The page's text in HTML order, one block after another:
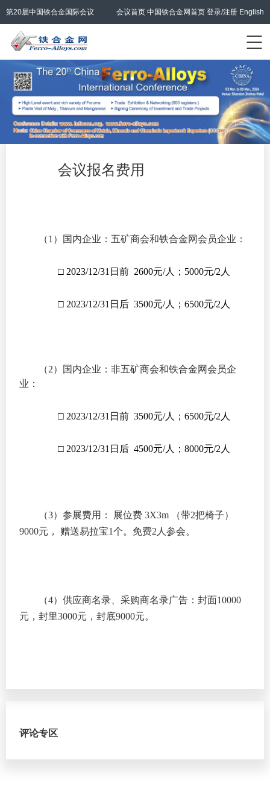
第20届中国铁合金国际会议 会议首页 中国铁合金网首页 登录/注册 English
会议报名费用
（1）国内企业：五矿商会和铁合金网会员企业：
□ 2023/12/31日前 2600元/人；5000元/2人
□ 2023/12/31 日后 3500元/人；6500元/2人
（2）国内企业：非五矿商会和铁合金网会员企
业：
□ 2023/12/31日前 3500元/人；6500元/2人
□ 2023/12/31日后 4500元/人；8000元/2人
（3）参展费用： 展位费 3X3m （带2把椅子）
9000元， 赠送易拉宝1个。免费2人参会。
（4）供应商名录、采购商名录广告：封面10000
元，封里3000元，封底9000元。
评论专区